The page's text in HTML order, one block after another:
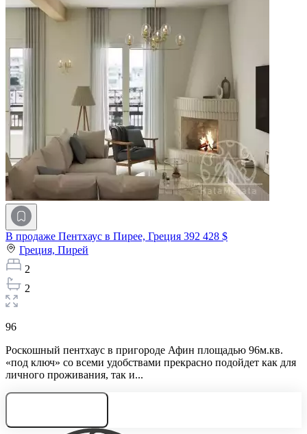
В продаже Пентхаус в Пирее, Греция 392 428 $
Греция, Пирей
2
2
96
Роскошный пентхаус в пригороде Афин площадью 96м.кв.
«под ключ» со всеми удобствами прекрасно подойдет как для
личного проживания, так и...